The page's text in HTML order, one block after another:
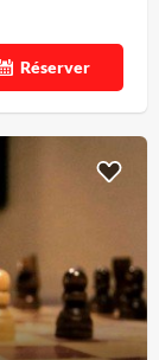
Réserver